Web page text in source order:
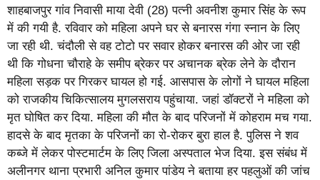
शाहबाजपुर गांव निवासी माया देवी (28) पत्नी अवनीश कुमार सिंह के रूप
में की गयी है. रविवार को महिला अपने घर से बनारस गंगा स्नान के लिए
जा रही थी. चंदौली से वह टोटो पर सवार होकर बनारस की ओर जा रही
थी कि गोधना चौराहे के समीप ब्रेकर पर अचानक ब्रेक लेने के दौरान
महिला सड़क पर गिरकर घायल हो गई. आसपास के लोगों ने घायल महिला
को राजकीय चिकित्सालय मुगलसराय पहुंचाया. जहां डॉक्टरों ने महिला को
मृत घोषित कर दिया. महिला की मौत के बाद परिजनों में कोहराम मच गया.
हादसे के बाद मृतका के परिजनों का रो-रोकर बुरा हाल है. पुलिस ने शव
कब्जे में लेकर पोस्टमार्टम के लिए जिला अस्पताल भेज दिया. इस संबंध में
अलीनगर थाना प्रभारी अनिल कुमार पांडेय ने बताया हर पहलुओं की जांच